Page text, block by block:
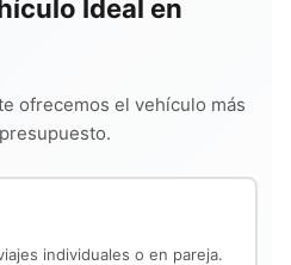
Ideal en
ofrecemos el vehículo más
individuales o en pareja.